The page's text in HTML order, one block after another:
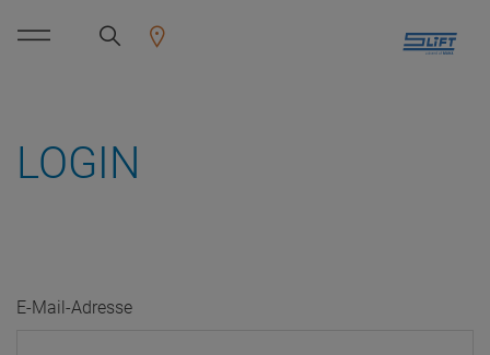
LOGIN
E-Mail-Adresse